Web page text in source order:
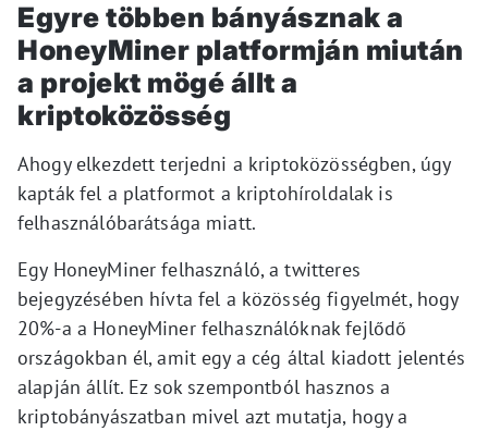
Egyre többen bányásznak a
HoneyMiner platformján miután
a projekt mögé állt a
kriptoközösség
Ahogy elkezdett terjedni a kriptoközösségben, úgy
kapták fel a platformot a kriptohíroldalak is
felhasználóbarátsága miatt.
Egy HoneyMiner felhasználó, a twitteres
bejegyzésében hívta fel a közösség figyelmét, hogy
20%-a a HoneyMiner felhasználóknak fejlődő
országokban él, amit egy a cég által kiadott jelentés
alapján állít. Ez sok szempontból hasznos a
kriptobányászatban mivel azt mutatja, hogy a